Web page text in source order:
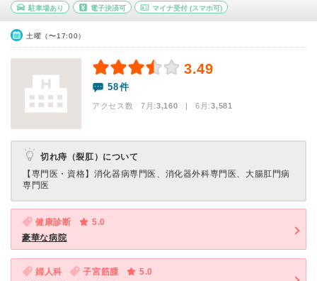
駐車場あり 電子決済可 マイナ受付 (スマホ可)
土曜（〜17:00）
3.49
58件
アクセス数 7月:3,160 | 6月:3,581
切れ痔（裂肛）について
【専門医・資格】 消化器病専門医、消化器外科専門医、大腸肛門病
専門医
健康診断
5.0
豪華な病院
婦人科 子宮筋腫
5.0